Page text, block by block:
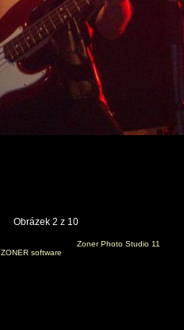
Obrázek 2 z 10
Zoner Photo Studio 11
ZONER software